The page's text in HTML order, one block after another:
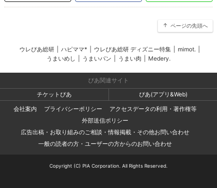
ページの先頭へ
ウレぴあ総研 ハピママ* ウレぴあ総研 ディズニー特集 mimot.
うまいめし
うまいパン うまい肉 Medery.
ぴあ関連サイト
チケットぴあ
ぴあ(アプリ&Web)
会社案内
プライバシーポリシー
アクセスデータの利用・著作権等
外部送信ポリシー
広告出稿・お取り組みのご相談・情報掲載・その他お問い合わせ
一般の読者の方・ユーザーの方からのお問い合わせ
Copyright (C) PIA Corporation. All Rights Reserved.